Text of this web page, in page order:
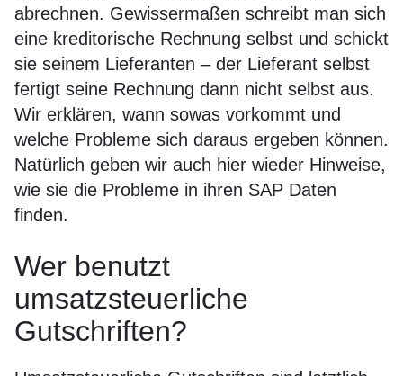
abrechnen. Gewissermaßen schreibt man sich
eine kreditorische Rechnung selbst und schickt
sie seinem Lieferanten – der Lieferant selbst
fertigt seine Rechnung dann nicht selbst aus.
Wir erklären, wann sowas vorkommt und
welche Probleme sich daraus ergeben können.
Natürlich geben wir auch hier wieder Hinweise,
wie sie die Probleme in ihren SAP Daten
finden.
Wer benutzt
umsatzsteuerliche
Gutschriften?